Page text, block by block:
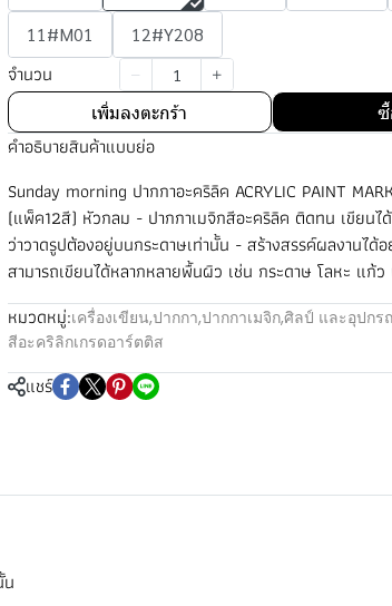
11#M01
12#Y208
จำนวน
เพิ่มลงตะกร้า ซื้
คำอธิบายสินค้าแบบย่อ
Sunday morning ปากกาอะคริลิค ACRYLIC PAINT
(แพ็ค12สี) หัวกลม - ปากกาเมจิกสีอะคริลิค ติดทน เขียน
ว่าวาดรูปต้องอยู่บนกระดาษเท่านั้น - สร้างสรรค์ผลงานได้
สามารถเขียนได้หลากหลายพื้นผิว เช่น กระดาษ โลหะ แก้
หมวดหมู่:เครื่องเขียน,ปากกา,ปากกาเมจิก,ศิลป์ และอุปก
สีอะคริลิกเกรดอาร์ตติส
แชร์